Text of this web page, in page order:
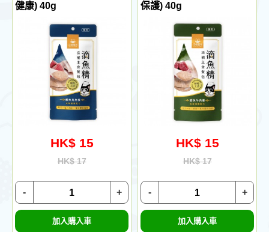
健康) 40g
HK$ 15
HK$ 17
+
-
加入購入車
保護) 40g
HK$ 15
HK$ 17
+
-
加入購入車